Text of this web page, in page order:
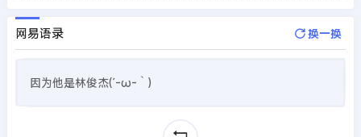
网易语录 换一换
因为他是林俊杰(´-ω-｀)